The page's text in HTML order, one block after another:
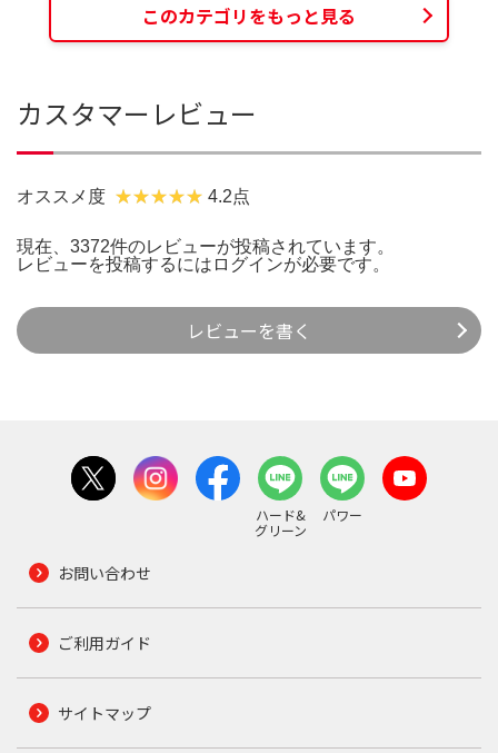
このカテゴリをもっと見る
カスタマーレビュー
オススメ度 4.2点
現在、3372件のレビューが投稿されています。
レビューを投稿するには ログインが必要です。
レビューを書く
ハード&
グリーン
パワー
お問い合わせ
ご利用ガイド
サイトマップ